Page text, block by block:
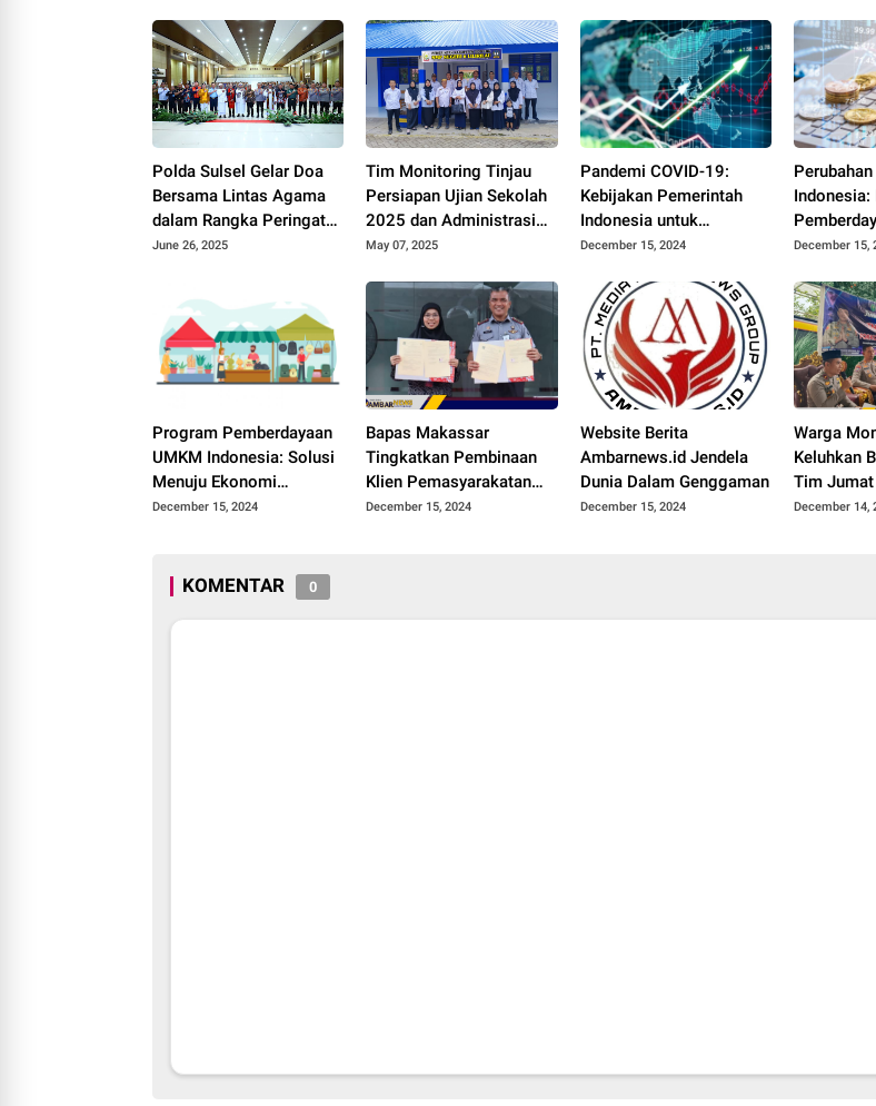
Polda Sulsel Gelar Doa
Bersama Lintas Agama
dalam Rangka Peringatan
Hari Bhayangkara ke-79
June 26, 2025
Tim Monitoring Tinjau
Persiapan Ujian Sekolah
2025 dan Administrasi
Guru di SMP Negeri 6
May 07, 2025
Pandemi COVID-19:
Kebijakan Pemerintah
Indonesia untuk
Mempercepat Pemulihan
December 15, 2024
Indonesia:
Digital di
December 15,
Program Pemberdayaan
UMKM Indonesia: Solusi
Menuju Ekonomi
Berkelanjutan
December 15, 2024
Bapas Makassar
Tingkatkan Pembinaan
Klien Pemasyarakatan
Melalui Kerja Sama
December 15, 2024
Website Berita
Ambarnews.id Jendela
Dunia Dalam Genggaman
December 15, 2024
Warga
Keluhkan
Tim
Sulsel
December 14,
KOMENTAR 0